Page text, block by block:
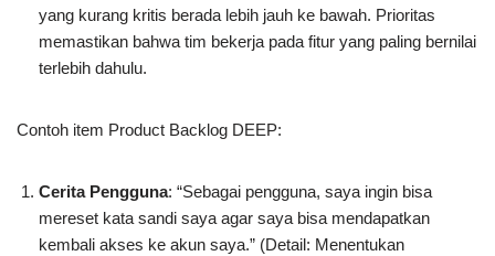
yang kurang kritis berada lebih jauh ke bawah. Prioritas
memastikan bahwa tim bekerja pada fitur yang paling bernilai
terlebih dahulu.
Contoh item Product Backlog DEEP:
Cerita Pengguna: “Sebagai pengguna, saya ingin bisa
mereset kata sandi saya agar saya bisa mendapatkan
kembali akses ke akun saya.” (Detail: Menentukan